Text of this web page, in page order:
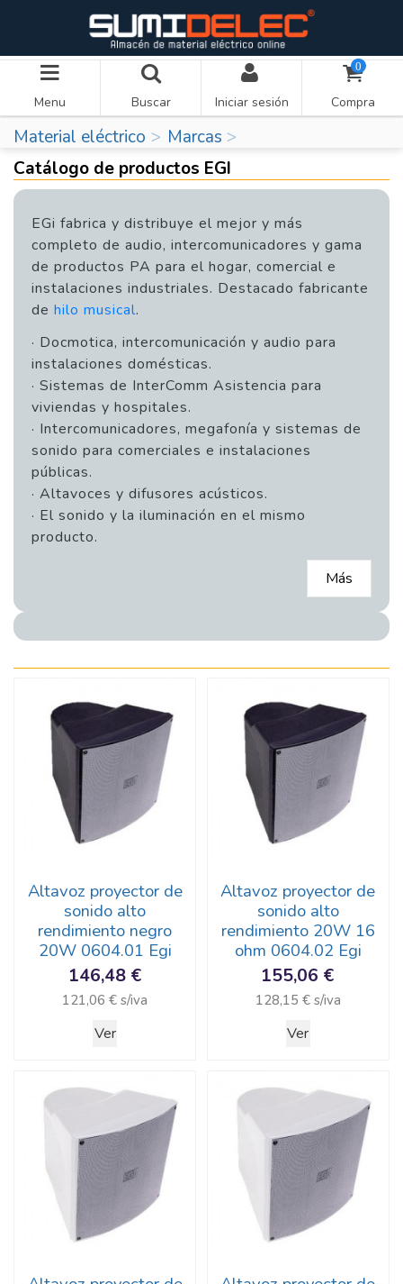
Menu Buscar Iniciar sesión
0
Compra
Material eléctrico
Marcas
Catálogo de productos EGI
EGi fabrica y distribuye el mejor y más
completo de audio, intercomunicadores y gama
de productos PA para el hogar, comercial e
instalaciones industriales. Destacado fabricante
de hilo musical.
· Docmotica, intercomunicación y audio para
instalaciones domésticas.
· Sistemas de InterComm Asistencia para
viviendas y hospitales.
· Intercomunicadores, megafonía y sistemas de
sonido para comerciales e instalaciones
públicas.
· Altavoces y difusores acústicos.
· El sonido y la iluminación en el mismo
producto.
Más
Altavoz proyector de
sonido alto
rendimiento negro
20W 0604.01 Egi
146,48 €
121,06 € s/iva
Ver
Altavoz proyector de
sonido alto
rendimiento 20W 16
ohm 0604.02 Egi
155,06 €
128,15 € s/iva
Ver